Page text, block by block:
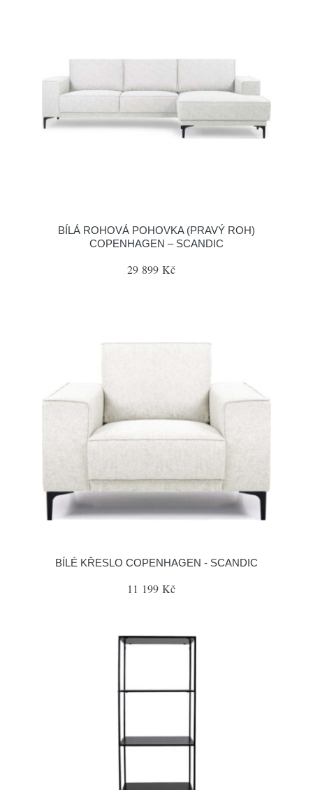
BÍLÁ ROHOVÁ POHOVKA (PRAVÝ ROH)
COPENHAGEN – SCANDIC
29 899 Kč
BÍLÉ KŘESLO COPENHAGEN - SCANDIC
11 199 Kč